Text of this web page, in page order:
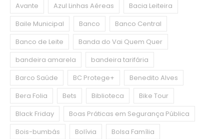
Avante
Azul Linhas Aéreas
Bacia Leiteira
Baile Municipal
Banco
Banco Central
Banco de Leite
Banda do Vai Quem Quer
bandeira amarela
bandeira tarifária
Barco Saúde
BC Protege+
Benedito Alves
Bera Folia
Bets Biblioteca
Bike Tour
Black Friday
Boas Práticas em Segurança Pública
Bois-bumbás
Bolívia
Bolsa Família